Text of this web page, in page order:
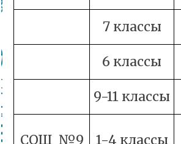
7 классы
6 классы
9-11 классы
СОШ №9 1-4 классы